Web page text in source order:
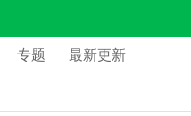
专题
最新更新